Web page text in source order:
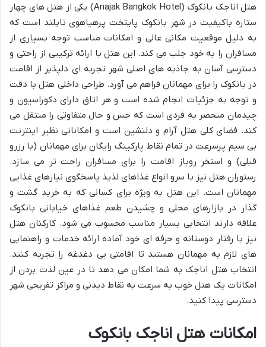
هتل اناجک بانکوک (Anajak Bangkok Hotel) یکی از هتل های چهار
ستاره باکیفیت در شهر بانکوک پایتخت پرهیاهوی تایلند است که
به دلیل موقعیت مکانی عالی و امکانات مناسب توجه بسیاری از
مسافران را به خود جلب می کند. این هتل با ارائه ترکیبی از راحتی و
دسترسی آسان به جاذبه های اصلی شهر تجربه ای دلپذیر از اقامت
در بانکوک را برای مهمانان فراهم می آورد. طراحی داخلی هتل با دقت
و توجه به جزئیات انجام شده است و هر اتاق دارای دکوراسیون و
چیدمان منحصر به فردی است که حس و حال متفاوتی را منتقل می
کند. فضای کلی هتل آرام و دلنشین است و امکاناتی نظیر اینترنت
بی سیم پرسرعت در تمام نقاط پارکینگ رایگان برای مهمانان (با رزرو
قبلی) و استخر روباز اقامت را برای مسافران راحت تر می سازد.
رستوران هتل نیز با سرو انواع غذاهای لذیذ پاسخگوی نیازهای غذایی
مهمانان است. این هتل به ویژه برای کسانی که به خرید گشت و
گذار در بازارهای محلی و چشیدن طعم غذاهای خیابانی بانکوک
علاقه دارند انتخابی بسیار مناسب محسوب می شود. کارکنان هتل
نیز با رفتار دوستانه و حرفه ای خود آماده ارائه خدمات و راهنمایی
های لازم به مهمانان هستند تا اقامتی بی دغدغه را تجربه کنند.
انتخاب هتل اناجک به شما امکان می دهد تا در عین لذت بردن از
امکانات یک هتل خوب به سرعت به نقاط دیدنی و مراکز تفریحی شهر
دسترسی پیدا کنید.
امکانات هتل اناجک بانکوک